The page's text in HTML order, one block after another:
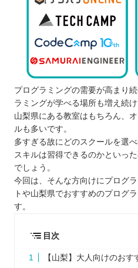
プログラミングの需要が高まり
ラミングが学べる場所も増え続け
山梨県にある教室はもちろん、
ルも多いです。
多すぎる故にどのスクールを選
スキルは習得できるのかといっ
でしょう。
今回は、そんな方向けにプログ
トや山梨県でおすすめのプログ
す。
目次
【山梨】大人向けのお